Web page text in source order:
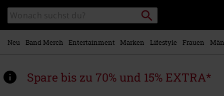
Hauptinhalt
springen
Katalog
durchsuchen
Packstation
suchen
Neu Band Merch Entertainment Marken Lifestyle Frauen
Spare bis zu 70% und 15% EXTRA*